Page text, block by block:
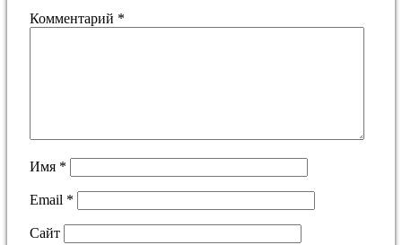
Комментарий *
Имя *
Email *
Сайт